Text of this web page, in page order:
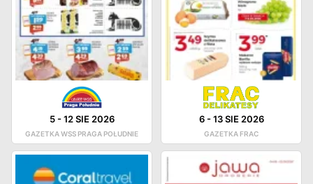
5-12 SIE 2026
GAZETKA WSS PRAGA POŁUDNIE
6-13 SIE 2026
GAZETKA FRAC